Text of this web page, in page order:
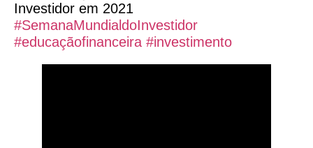
Investidor em 2021
#SemanaMundialdoInvestidor
#educaçãofinanceira #investimento